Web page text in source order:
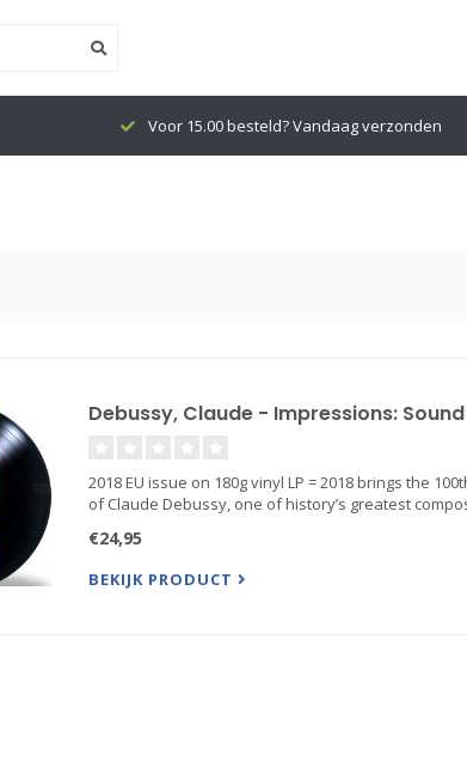
Voor 15.00 besteld? Vandaag verzonden
Debussy, Claude - Impressions:
2018 EU issue on 180g vinyl LP = 2018 brings the
of Claude Debussy, one of history’s greatest
€24,95
BEKIJK PRODUCT